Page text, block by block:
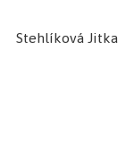
Stehlíková Jitka